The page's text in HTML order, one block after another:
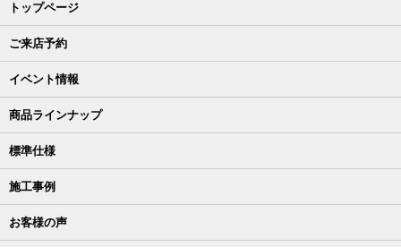
トップページ
ご来店予約
イベント情報
商品ラインナップ
標準仕様
施工事例
お客様の声